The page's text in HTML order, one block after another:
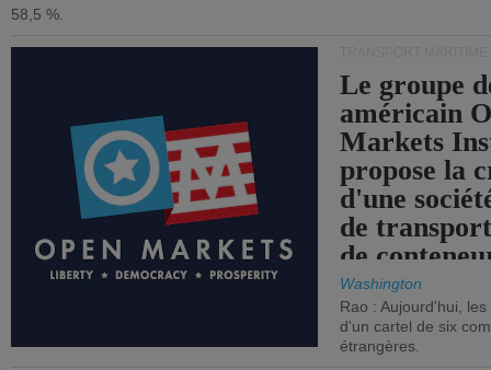
58,5 %.
Le groupe
américain
Markets
propose la
d'une
de
de
Washington
Rao : Aujourd'hui,
d'un cartel de six
étrangères.